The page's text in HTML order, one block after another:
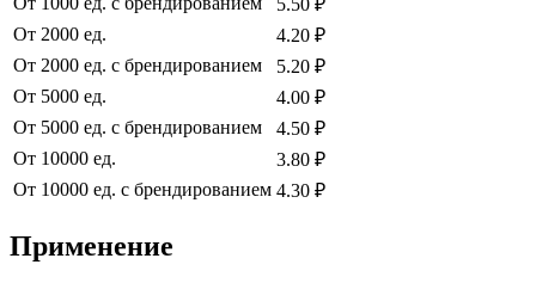
5.50 ₽
От 2000 ед.
4.20 ₽
От 2000 ед. с брендированием
5.20 ₽
От 5000 ед.
4.00 ₽
От 5000 ед. с брендированием
4.50 ₽
От 10000 ед.
3.80 ₽
От 10000 ед. с брендированием 4.30 ₽
Применение